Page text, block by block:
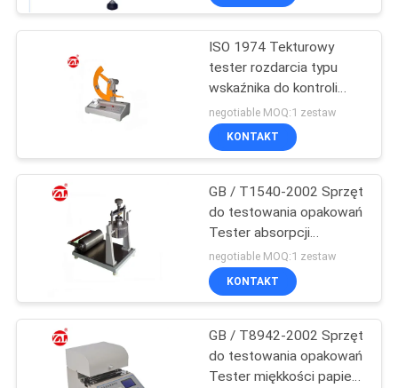
ISO 1974 Tekturowy
tester rozdarcia typu
wskaźnika do kontroli
jakości produktu
negotiable MOQ:1 zestaw
KONTAKT
GB / T1540-2002 Sprzęt
do testowania opakowań
Tester absorpcji
powierzchni COBB dla
papieru lub tektury
negotiable MOQ:1 zestaw
KONTAKT
GB / T8942-2002 Sprzęt
do testowania opakowań
Tester miękkości papieru